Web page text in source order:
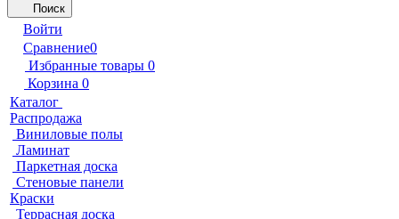
Поиск
Войти
Сравнение0
Избранные товары 0
Корзина 0
Каталог
Распродажа
Виниловые полы
Ламинат
Паркетная доска
Стеновые панели
Краски
Террасная доска